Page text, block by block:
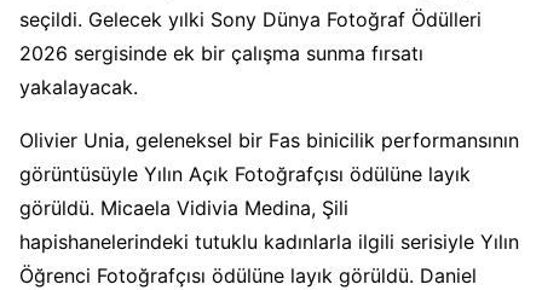
seçildi. Gelecek yılki Sony Dünya Fotoğraf Ödülleri
2026 sergisinde ek bir çalışma sunma fırsatı
yakalayacak.
Olivier Unia, geleneksel bir Fas binicilik performansının
görüntüsüyle Yılın Açık Fotoğrafçısı ödülüne layık
görüldü. Micaela Vidivia Medina, Şili
hapishanelerindeki tutuklu kadınlarla ilgili serisiyle Yılın
Öğrenci Fotoğrafçısı ödülüne layık görüldü. Daniel